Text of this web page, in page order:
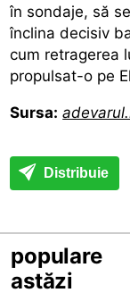
în sondaje, să
înclina decisiv
cum retragerea
propulsat-o pe
Sursa:
Distribuie
populare
astăzi